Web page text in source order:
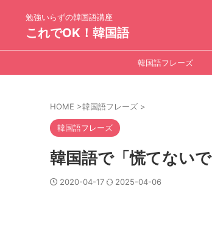
勉強いらずの韓国語講座
これでOK！韓国語
韓国語フレーズ
HOME >韓国語フレーズ >
韓国語フレーズ
韓国語で「慌てない
2020-04-17 2025-04-06